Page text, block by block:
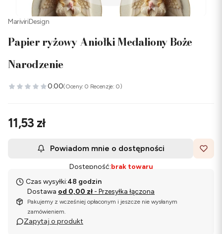
MariviriDesign
Papier ryżowy Aniołki Medaliony Boże
Narodzenie
0.00(Oceny: 0 Recenzje: 0)
Cena
11,53 zł
Powiadom mnie o dostępności
Dostępność:brak towaru
Czas wysyłki:48 godzin
Dostawa od 0,00 zł - Przesyłka łączona
Pakujemy z wcześniej opłaconym i jeszcze nie wysłanym
zamówieniem.
Zapytaj o produkt